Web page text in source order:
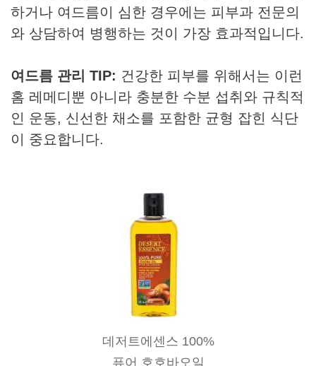
하거나 여드름이 심한 경우에는 피부과 전문의
와 상담하여 병행하는 것이 가장 효과적입니다.
여드름 관리 TIP: 건강한 피부를 위해서는 이런
홈 레메디뿐 아니라 충분한 수분 섭취와 규칙적
인 운동, 신선한 채소를 포함한 균형 잡힌 식단
이 중요합니다.
데저트에센스 100%
퓨어 호호바오일